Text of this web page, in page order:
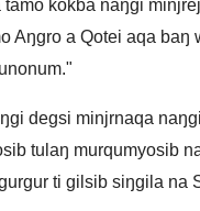
kokba naŋgi
Aŋgro a Qotei aqa baŋ
degsi minjrnaqa
tulaŋ murqumyosib
ti gilsib siŋgila na